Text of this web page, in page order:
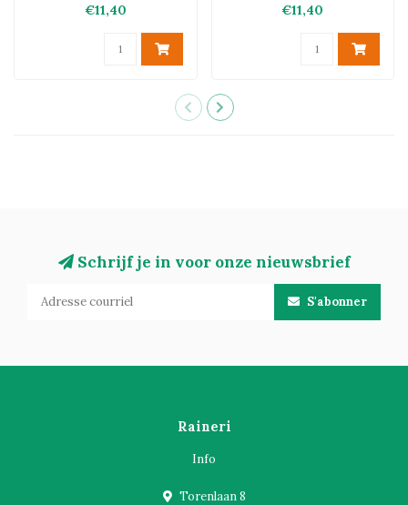
€11,40 €11,40
Schrijf je in voor onze nieuwsbrief
S'abonner
Raineri
Info
Torenlaan 8